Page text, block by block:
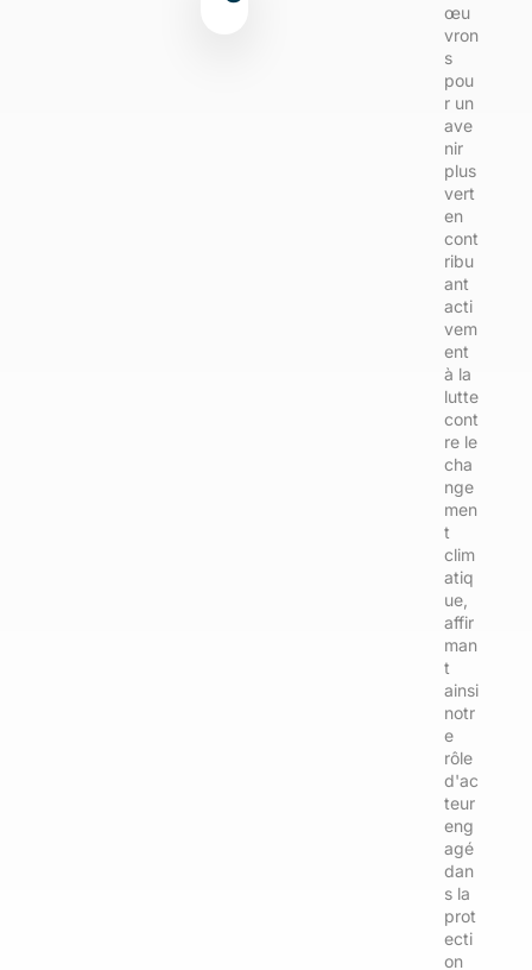
œu
vron
s
pou
r un
ave
nir
plus
vert
en
cont
ribu
ant
acti
vem
ent
à la
lutte
cont
re le
cha
nge
men
t
clim
atiq
ue,
affir
man
t
ainsi
notr
e
rôle
d'ac
teur
eng
agé
dan
s la
prot
ecti
on